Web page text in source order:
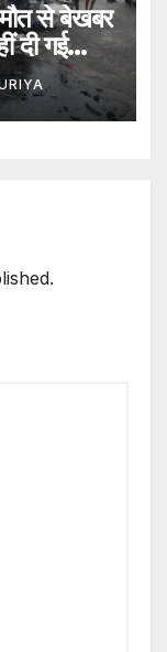
से बेखबर
दी गई
His
Death